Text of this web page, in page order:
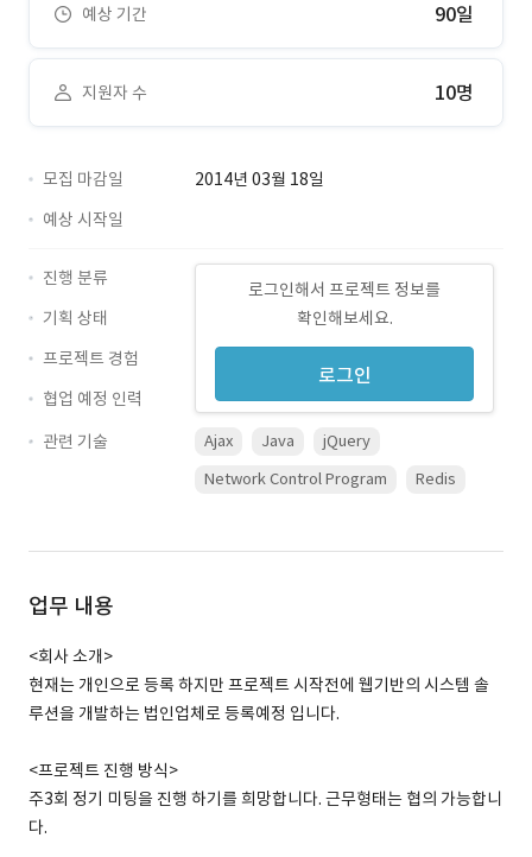
예상 기간 90일
지원자 수 10명
모집 마감일
2014년 03월 18일
예상 시작일
로그인해서 프로젝트 정보를
확인해보세요.
로그인
진행 분류
기획 상태
프로젝트 경험
협업 예정 인력
관련 기술
Ajax Java
jQuery
Network Control Program
Redis
업무 내용
<회사 소개>
현재는 개인으로 등록 하지만 프로젝트 시작전에 웹기반의 시스템 솔
루션을 개발하는 법인업체로 등록예정 입니다.
<프로젝트 진행 방식>
주3회 정기 미팅을 진행 하기를 희망합니다. 근무형태는 협의 가능합니
다.